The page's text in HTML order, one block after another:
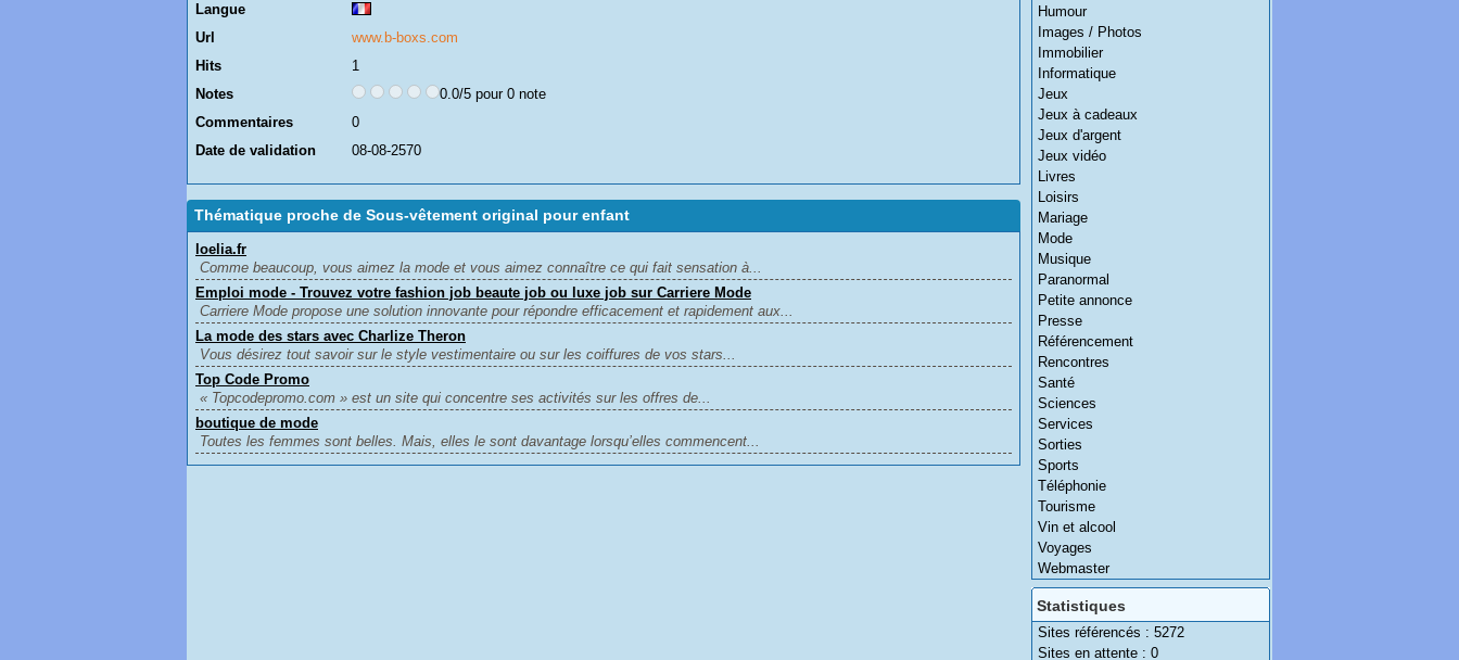
Humour
Images / Photos
Immobilier
Informatique
Jeux
Jeux à cadeaux
Jeux d'argent
Jeux vidéo
Livres
Loisirs
Mariage
Mode
Musique
Paranormal
Petite annonce
Presse
Référencement
Rencontres
Santé
Sciences
Services
Sorties
Sports
Téléphonie
Tourisme
Vin et alcool
Voyages
Webmaster
Statistiques
Sites référencés : 5272
Sites en attente : 0
Langue
Url
www.b-boxs.com
Hits
1
Notes
0.0/5 pour 0 note
Commentaires
0
Date de validation
08-08-2570
Thématique proche de Sous-vêtement original pour enfant
loelia.fr
Comme beaucoup, vous aimez la mode et vous aimez connaître ce qui fait sensation à...
Emploi mode - Trouvez votre fashion job beaute job ou luxe job sur Carriere Mode
Carriere Mode propose une solution innovante pour répondre efficacement et rapidement aux...
La mode des stars avec Charlize Theron
Vous désirez tout savoir sur le style vestimentaire ou sur les coiffures de vos stars...
Top Code Promo
« Topcodepromo.com » est un site qui concentre ses activités sur les offres de...
boutique de mode
Toutes les femmes sont belles. Mais, elles le sont davantage lorsqu’elles commencent...